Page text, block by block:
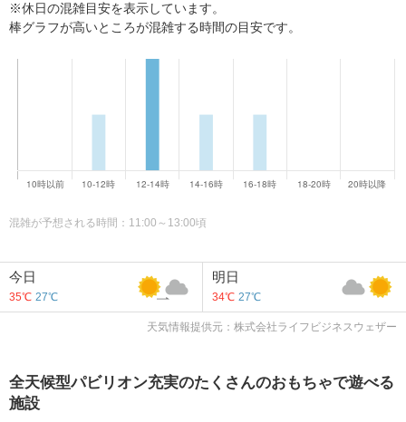
※休日の混雑目安を表示しています。
棒グラフが高いところが混雑する時間の目安です。
混雑が予想される時間：11:00～13:00頃
今日
35℃ 27℃
明日
34℃ 27℃
天気情報提供元：株式会社ライフビジネスウェザー
全天候型パビリオン充実のたくさんのおもちゃで遊べる
施設